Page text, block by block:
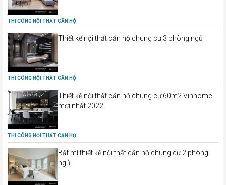
THI CÔNG NỘI THẤT CĂN HỘ
Thiết kế nội thất căn hộ chung cư 3 phòng ngủ
THI CÔNG NỘI THẤT CĂN HỘ
Thiết kế nội thất căn hộ chung cư 60m2 Vinhome
mới nhất 2022
THI CÔNG NỘI THẤT CĂN HỘ
Bật mí thiết kế nội thất căn hộ chung cư 2 phòng
ngủ